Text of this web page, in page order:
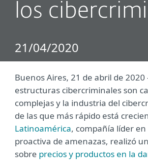
los
21/04/2020
Buenos Aires, 21 de abril de 2020
estructuras cibercriminales son
complejas y la industria del
de las que más rápido está
Latinoamérica, compañía líder
proactiva de amenazas, realizó
sobre precios y productos en la